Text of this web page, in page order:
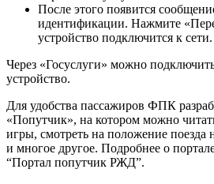
После этого появится
идентификации. Нажмите
устройство подключится к сети.
Через «Госуслуги» можно
устройство.
Для удобства пассажиров ФПК
«Попутчик», на котором можно
игры, смотреть на положение поезда
и многое другое. Подробнее о
“Портал попутчик РЖД”.